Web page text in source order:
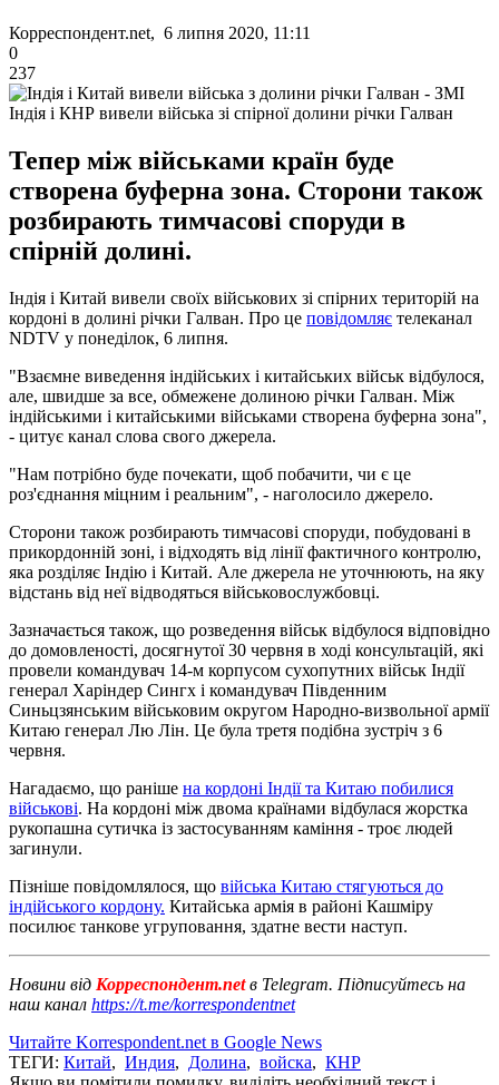
Корреспондент.net, 6 липня 2020, 11:11
0
237
Індія і КНР вивели війська зі спірної долини річки Галван
Тепер між військами країн буде
створена буферна зона. Сторони також
розбирають тимчасові споруди в
спірній долині.
Індія і Китай вивели своїх військових зі спірних територій на
кордоні в долині річки Галван. Про це повідомляє телеканал
NDTV у понеділок, 6 липня.
"Взаємне виведення індійських і китайських військ відбулося,
але, швидше за все, обмежене долиною річки Галван. Між
індійськими і китайськими військами створена буферна зона",
- цитує канал слова свого джерела.
"Нам потрібно буде почекати, щоб побачити, чи є це
роз'єднання міцним і реальним", - наголосило джерело.
Сторони також розбирають тимчасові споруди, побудовані в
прикордонній зоні, і відходять від лінії фактичного контролю,
яка розділяє Індію і Китай. Але джерела не уточнюють, на яку
відстань від неї відводяться військовослужбовці.
Зазначається також, що розведення військ відбулося відповідно
до домовленості, досягнутої 30 червня в ході консультацій, які
провели командувач 14-м корпусом сухопутних військ Індії
генерал Харіндер Сингх і командувач Південним
Синьцзянським військовим округом Народно-визвольної армії
Китаю генерал Лю Лін. Це була третя подібна зустріч з 6
червня.
Нагадаємо, що раніше на кордоні Індії та Китаю побилися
військові. На кордоні між двома країнами відбулася жорстка
рукопашна сутичка із застосуванням каміння - троє людей
загинули.
Пізніше повідомлялося, що війська Китаю стягуються до
індійського кордону. Китайська армія в районі Кашміру
посилює танкове угруповання, здатне вести наступ.
Новини від Корреспондент.netв Telegram. Підписуйтесь на
наш канал https://t.me/korrespondentnet
Читайте Korrespondent.net в Google News
ТЕГИ: Китай, Индия, Долина, войска, КНР